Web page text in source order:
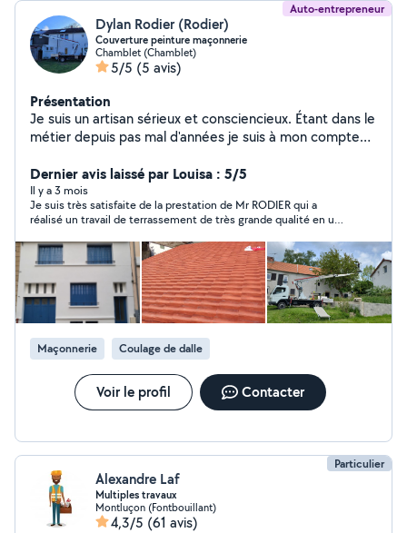
Auto-entrepreneur
Dylan Rodier (Rodier)
Couverture peinture maçonnerie
Chamblet (Chamblet)
5/5 (5 avis)
Présentation
Je suis un artisan sérieux et consciencieux. Étant dans le
métier depuis pas mal d'années je suis à mon compte
nouveaux clients qui veulent un travail professionnel et
bien réalisé
Dernier avis laissé par Louisa : 5/5
Il y a 3 mois
Je suis très satisfaite de la prestation de Mr RODIER qui a
réalisé un travail de terrassement de très grande qualité en un
extrêmement sympathique et réactif, il est de très bons
conseils. Du coup je fais à nouveau appel a ses services pour
des travaux de maçonnerie qui seront réalisés bientôt. Je
recommande vivement cet entrepreneur.
Maçonnerie Coulage de dalle
Voir le profil Contacter
Particulier
Alexandre Laf
Multiples travaux
Montluçon (Fontbouillant)
4,3/5 (61 avis)